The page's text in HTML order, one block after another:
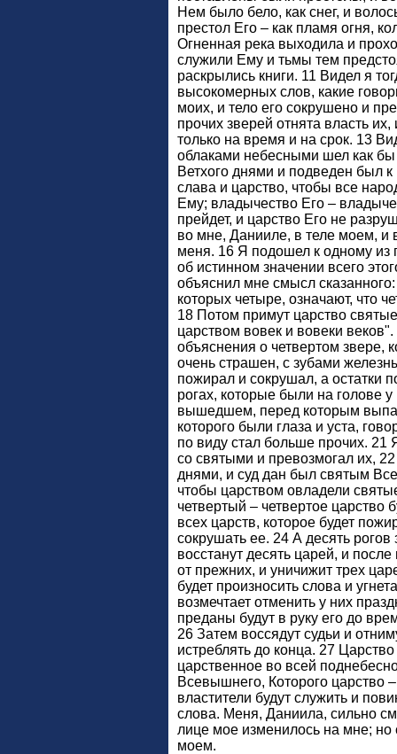
Нем было бело, как снег, и
престол Его – как пламя огня,
Огненная река выходила и
служили Ему и тьмы тем
раскрылись книги. 11 Видел я
высокомерных слов, какие
моих, и тело его сокрушено и
прочих зверей отнята власть
только на время и на срок. 13
облаками небесными шел как
Ветхого днями и подведен был
слава и царство, чтобы все
Ему; владычество Его –
прейдет, и царство Его не
во мне, Данииле, в теле моем, и
меня. 16 Я подошел к одному из
об истинном значении всего
объяснил мне смысл
которых четыре, означают, что
18 Потом примут царство
царством вовек и вовеки
объяснения о четвертом звере,
очень страшен, с зубами
пожирал и сокрушал, а остатки
рогах, которые были на голове
вышедшем, перед которым
которого были глаза и уста,
по виду стал больше прочих. 21
со святыми и превозмогал их,
днями, и суд дан был святым
чтобы царством овладели
четвертый – четвертое царство
всех царств, которое будет
сокрушать ее. 24 А десять рогов
восстанут десять царей, и
от прежних, и уничижит трех
будет произносить слова и
возмечтает отменить у них
преданы будут в руку его до
26 Затем воссядут судьи и
истреблять до конца. 27
царственное во всей
Всевышнего, Которого царство
властители будут служить и
слова. Меня, Даниила, сильно
лице мое изменилось на мне; но
моем.